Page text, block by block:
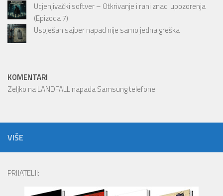
Ucjenjivački softver – Otkrivanje i rani znaci upozorenja
(Epizoda 7)
Uspješan sajber napad nije samo jedna greška
KOMENTARI
Zeljko naLANDFALL napada Samsung telefone
VIŠE
PRIJATELJI: